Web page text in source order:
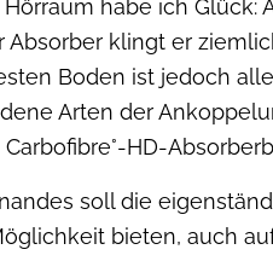
habe ich Glück:
Absorber klingt er
Boden ist jedoch
Arten der
HD-
soll die
bieten, auch